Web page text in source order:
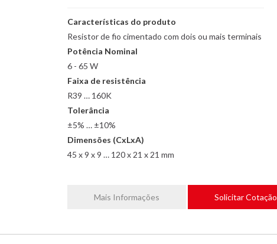
Características do produto
Resistor de fio cimentado com dois ou mais terminais
Potência Nominal
6 - 65 W
Faixa de resistência
R39 … 160K
Tolerância
±5% … ±10%
Dimensões (CxLxA)
45 x 9 x 9 … 120 x 21 x 21 mm
Mais Informações Solicitar Cotação